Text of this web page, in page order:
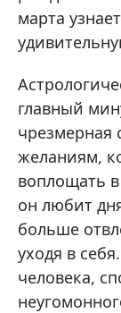
марта
главный
чрезмерная
желаниям,
воплощать
он любит
больше
уходя в
человека,